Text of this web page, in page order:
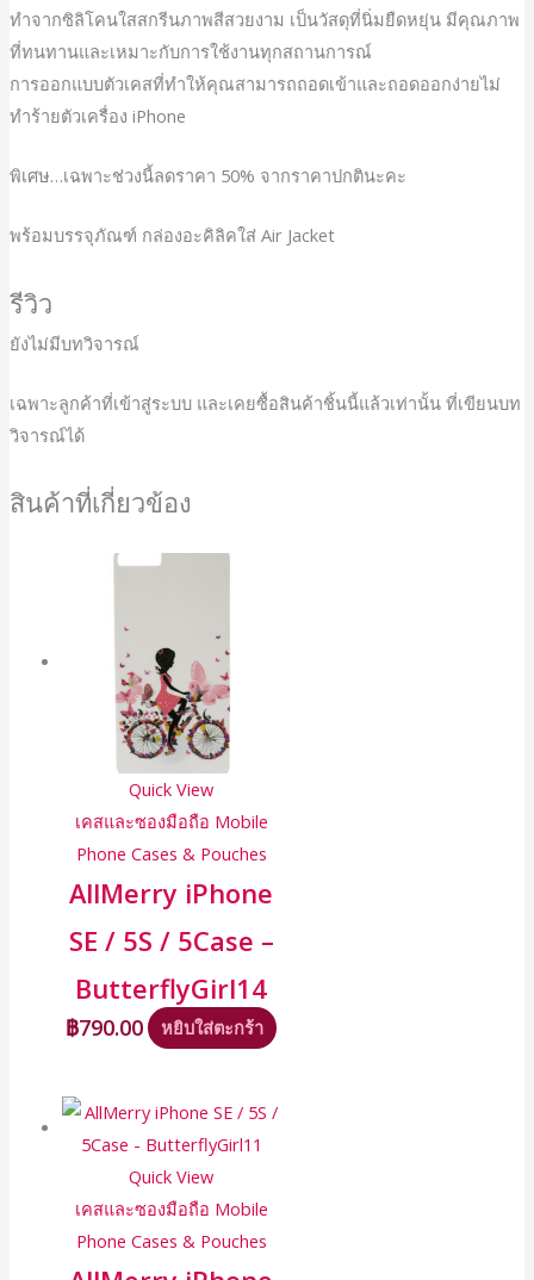
ทำจากซิลิโคนใสสกรีนภาพสีสวยงาม เป็นวัสดุที่นิ่มยืดหยุ่น มีคุณภาพ
ที่ทนทานและเหมาะกับการใช้งานทุกสถานการณ์
การออกแบบตัวเคสที่ทำให้คุณสามารถถอดเข้าและถอดออกง่ายไม่
ทำร้ายตัวเครื่อง iPhone
พิเศษ…เฉพาะช่วงนี้ลดราคา 50% จากราคาปกตินะคะ
พร้อมบรรจุภัณฑ์ กล่องอะคิลิคใส่ Air Jacket
รีวิว
ยังไม่มีบทวิจารณ์
เฉพาะลูกค้าที่เข้าสู่ระบบ และเคยซื้อสินค้าชิ้นนี้แล้วเท่านั้น ที่เขียนบท
วิจารณ์ได้
สินค้าที่เกี่ยวข้อง
Quick View
เคสและซองมือถือ Mobile
Phone Cases & Pouches
AllMerry iPhone
SE / 5S / 5Case –
ButterflyGirl14
฿790.00 หยิบใส่ตะกร้า
Quick View
เคสและซองมือถือ Mobile
Phone Cases & Pouches